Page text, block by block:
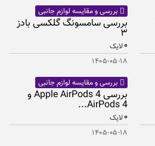
بررسی و مقایسه لوازم جانبی
بررسی سامسونگ گلکسی بادز
۳
۰لایک
۱۴۰۵-۰۵-۱۸
بررسی و مقایسه لوازم جانبی
بررسی Apple AirPods 4 و
AirPods 4...
۰لایک
۱۴۰۵-۰۵-۱۸